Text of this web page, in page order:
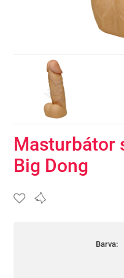
Masturbátor
Big Dong
Barva: